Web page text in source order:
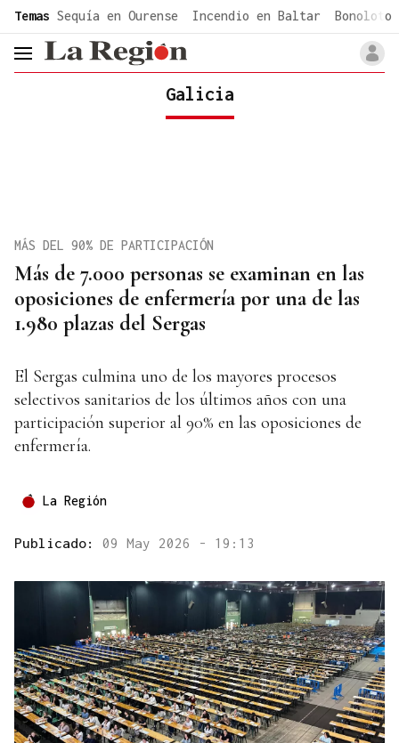
common.go-to-content
Temas Sequía en Ourense Incendio en Baltar Bonoloto
header.menu.open
Galicia
Más de 7.000 personas se examinan en las
oposiciones de enfermería por una de las
1.980 plazas del Sergas
MÁS DEL 90% DE PARTICIPACIÓN
El Sergas culmina uno de los mayores procesos
selectivos sanitarios de los últimos años con una
participación superior al 90% en las oposiciones de
enfermería.
La Región
Publicado: 09 May 2026 - 19:13